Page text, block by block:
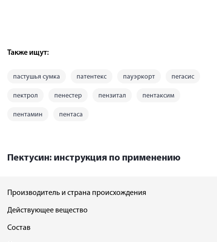
Также ищут:
пастушья сумка патентекс пауэркорт пегасис
пектрол пенестер пензитал пентаксим
пентамин пентаса
Пектусин: инструкция по применению
Производитель и страна происхождения
Действующее вещество
Состав